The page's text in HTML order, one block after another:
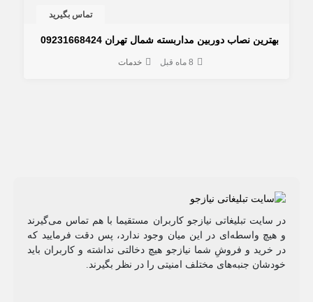
تماس بگیرید
بهترین نصاب دوربین مداربسته شمال تهران 09231668424
8 ماه قبل خدمات
در سایت تبلیغاتی نیازجو کاربران مستقیما با هم تماس می‌گیرند
و هیچ واسطه‌ای در این میان وجود ندارد، پس دقت فرمایید که
در خرید و فروشِ شما نیازجو هیچ دخالتی نداشته و کاربران باید
خودشان جنبه‌های مختلف امنیتی را در نظر بگیرند.